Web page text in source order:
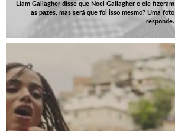
Liam Gallagher disse que Noel Gallagher e ele fizeram
as pazes, mas será que foi isso mesmo? Uma foto
responde.